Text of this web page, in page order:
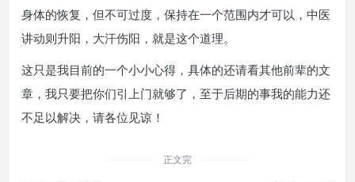
身体的恢复，但不可过度，保持在一个范围内才可以，中医
讲动则升阳，大汗伤阳，就是这个道理。
这只是我目前的一个小小心得，具体的还请看其他前辈的文
章，我只要把你们引上门就够了，至于后期的事我的能力还
不足以解决，请各位见谅！
正文完